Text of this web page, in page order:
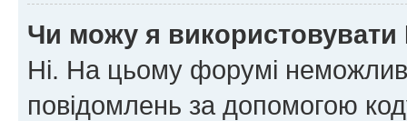
Чи можу я використовувати
Ні. На цьому форумі
повідомлень за допомогою